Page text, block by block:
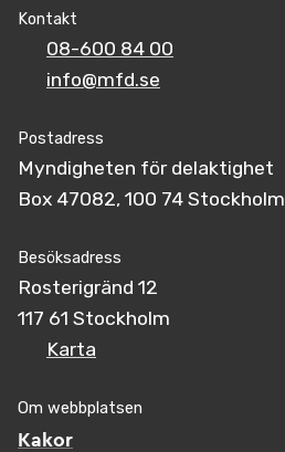
Kontakt
08-600 84 00
info@mfd.se
Postadress
Myndigheten för delaktighet
Box 47082, 100 74 Stockholm
Besöksadress
Rosterigränd 12
117 61 Stockholm
Karta
Om webbplatsen
Kakor